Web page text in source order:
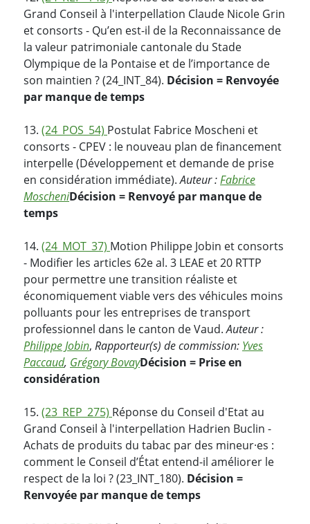
Grand Conseil à l'interpellation Claude Nicole Grin
et consorts - Qu’en est-il de la Reconnaissance de
la valeur patrimoniale cantonale du Stade
Olympique de la Pontaise et de l’importance de
son maintien ? (24_INT_84). Décision = Renvoyée
par manque de temps
13. (24_POS_54) Postulat Fabrice Moscheni et
consorts - CPEV : le nouveau plan de financement
interpelle (Développement et demande de prise
en considération immédiate).Auteur :Fabrice
MoscheniDécision = Renvoyé par manque de
temps
14. (24_MOT_37) Motion Philippe Jobin et consorts
- Modifier les articles 62e al. 3 LEAE et 20 RTTP
pour permettre une transition réaliste et
économiquement viable vers des véhicules moins
polluants pour les entreprises de transport
professionnel dans le canton de Vaud.Auteur :
Philippe Jobin, Rapporteur(s) de commission: Yves
Paccaud, Grégory BovayDécision = Prise en
considération
15. (23_REP_275) Réponse du Conseil d'Etat au
Grand Conseil à l'interpellation Hadrien Buclin -
Achats de produits du tabac par des mineur·es :
comment le Conseil d’État entend-il améliorer le
respect de la loi ? (23_INT_180). Décision =
Renvoyée par manque de temps